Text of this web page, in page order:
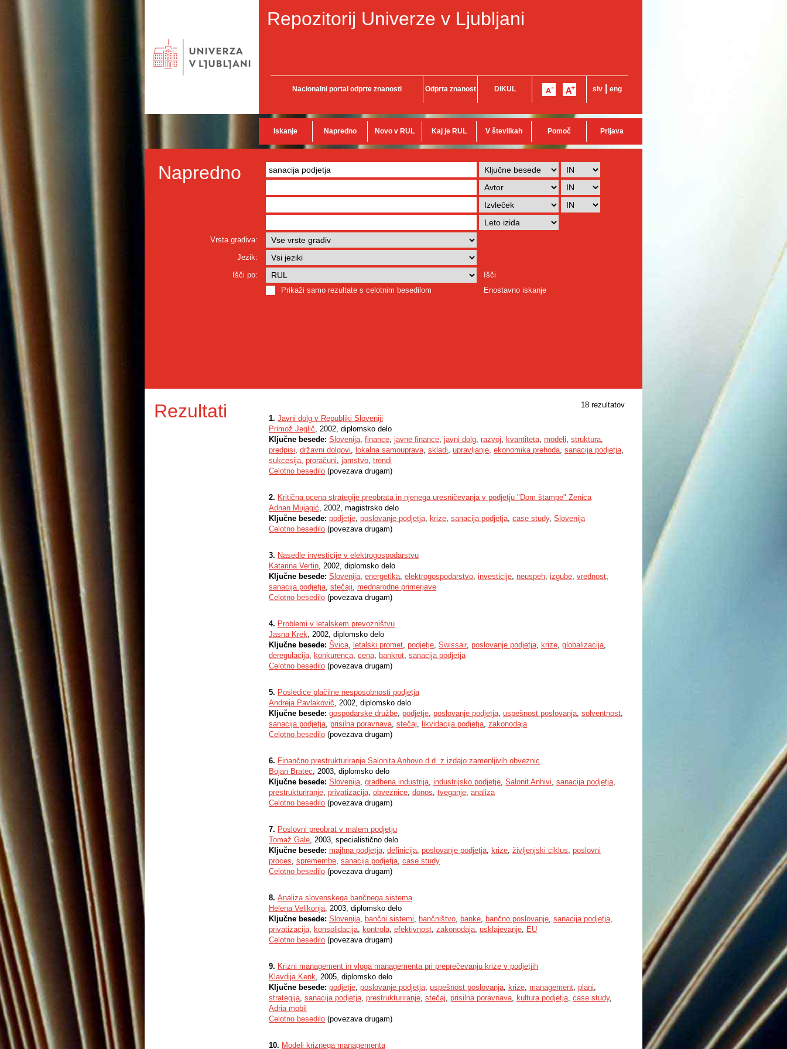
Repozitorij Univerze v Ljubljani
Nacionalni portal odprte znanosti Odprta znanost DiKUL slv eng
Iskanje Napredno Novo v RUL Kaj je RUL V številkah Pomoč Prijava
Napredno
Vrsta gradiva:
Jezik:
Išči po:
Išči
Prikaži samo rezultate s celotnim besedilom
Enostavno iskanje
Rezultati
18 rezultatov
1. Javni dolg v Republiki Sloveniji
Primož Jeglič, 2002, diplomsko delo
Ključne besede: Slovenija, finance, javne finance, javni dolg, razvoj, kvantiteta, modeli, struktura,
predpisi, državni dolgovi, lokalna samouprava, skladi, upravljanje, ekonomika prehoda, sanacija podjetja,
sukcesija, proračuni, jamstvo, trendi
Celotno besedilo (povezava drugam)
2. Kritična ocena strategije preobrata in njenega uresničevanja v podjetju "Dom štampe" Zenica
Adnan Mujagić, 2002, magistrsko delo
Ključne besede: podjetje, poslovanje podjetja, krize, sanacija podjetja, case study, Slovenija
Celotno besedilo (povezava drugam)
3. Nasedle investicije v elektrogospodarstvu
Katarina Vertin, 2002, diplomsko delo
Ključne besede: Slovenija, energetika, elektrogospodarstvo, investicije, neuspeh, izgube, vrednost,
sanacija podjetja, stečaji, mednarodne primerjave
Celotno besedilo (povezava drugam)
4. Problemi v letalskem prevozništvu
Jasna Krek, 2002, diplomsko delo
Ključne besede: Švica, letalski promet, podjetje, Swissair, poslovanje podjetja, krize, globalizacija,
deregulacija, konkurenca, cena, bankrot, sanacija podjetja
Celotno besedilo (povezava drugam)
5. Posledice plačilne nesposobnosti podjetja
Andreja Pavlakovič, 2002, diplomsko delo
Ključne besede: gospodarske družbe, podjetje, poslovanje podjetja, uspešnost poslovanja, solventnost,
sanacija podjetja, prisilna poravnava, stečaj, likvidacija podjetja, zakonodaja
Celotno besedilo (povezava drugam)
6. Finančno prestrukturiranje Salonita Anhovo d.d. z izdajo zamenljivih obveznic
Bojan Bratec, 2003, diplomsko delo
Ključne besede: Slovenija, gradbena industrija, industrijsko podjetje, Salonit Anhivi, sanacija podjetja,
prestrukturiranje, privatizacija, obveznice, donos, tveganje, analiza
Celotno besedilo (povezava drugam)
7. Poslovni preobrat v malem podjetju
Tomaž Gale, 2003, specialistično delo
Ključne besede: majhna podjetja, definicija, poslovanje podjetja, krize, življenjski ciklus, poslovni
proces, spremembe, sanacija podjetja, case study
Celotno besedilo (povezava drugam)
8. Analiza slovenskega bančnega sistema
Helena Velikonja, 2003, diplomsko delo
Ključne besede: Slovenija, bančni sistemi, bančništvo, banke, bančno poslovanje, sanacija podjetja,
privatizacija, konsolidacija, kontrola, efektivnost, zakonodaja, usklajevanje, EU
Celotno besedilo (povezava drugam)
9. Krizni management in vloga managementa pri preprečevanju krize v podjetjih
Klavdija Kenk, 2005, diplomsko delo
Ključne besede: podjetje, poslovanje podjetja, uspešnost poslovanja, krize, management, plani,
strategija, sanacija podjetja, prestrukturiranje, stečaj, prisilna poravnava, kultura podjetja, case study,
Adria mobil
Celotno besedilo (povezava drugam)
10. Modeli kriznega managementa